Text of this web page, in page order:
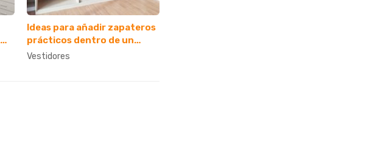
Ideas para añadir zapateros
prácticos dentro de un
vestidor
Vestidores